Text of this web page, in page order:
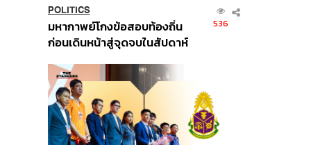
POLITICS
มหากาพย์โกงข้อสอบท้องถิ่น
ก่อนเดินหน้าสู่จุดจบในสัปดาห์
536